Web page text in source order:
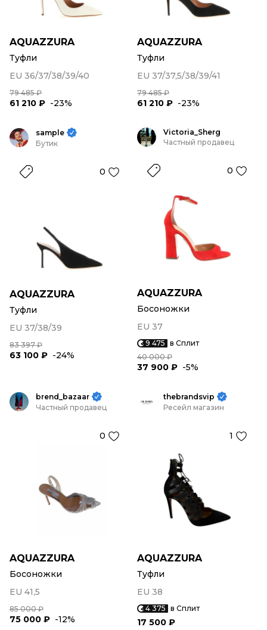
AQUAZZURA
Туфли
EU 36/37/38/39/40
79 485 ₽
61 210 ₽ -23%
AQUAZZURA
Туфли
EU 37/37,5/38/39/41
79 485 ₽
61 210 ₽ -23%
sample
Бутик
0
AQUAZZURA
Туфли
EU 37/38/39
83 397 ₽
63 100 ₽ -24%
Victoria_Sherg
Частный продавец
0
AQUAZZURA
Босоножки
EU 37
9 475 в Сплит
40 000 ₽
37 900 ₽ -5%
brend_bazaar
Частный продавец
0
AQUAZZURA
Босоножки
EU 41,5
85 000 ₽
75 000 ₽ -12%
thebrandsvip
Ресейл магазин
1
AQUAZZURA
Туфли
EU 38
4 375 в Сплит
17 500 ₽